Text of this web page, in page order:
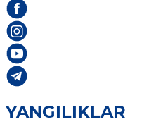
YANGILIKLAR